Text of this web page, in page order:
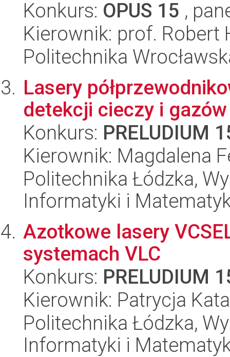
Konkurs: OPUS 15 ,
Kierownik: prof. Robert
Politechnika
Lasery
detekcji cieczy i
Konkurs: PRELUDIUM
Kierownik: Magdalena
Politechnika Łódzka,
Informatyki i
Azotkowe lasery
systemach VLC
Konkurs: PRELUDIUM
Kierownik: Patrycja
Politechnika Łódzka,
Informatyki i